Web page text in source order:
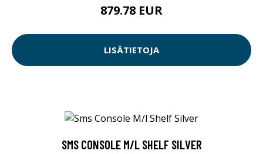
879.78 EUR
LISÄTIETOJA
SMS CONSOLE M/L SHELF SILVER